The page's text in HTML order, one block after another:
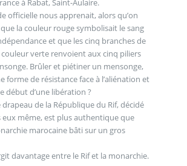
à Rabat, Saint-Aulaire.
officielle nous apprenait, alors qu’on
la couleur rouge symbolisait le sang
et que les cinq branches de
couleur verte renvoient aux cinq piliers
Brûler et piétiner un mensonge,
forme de résistance face à l’aliénation et
début d’une libération ?
drapeau de la République du Rif, décidé
eux même, est plus authentique que
marocaine bâti sur un gros
davantage entre le Rif et la monarchie.